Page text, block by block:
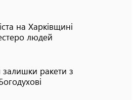
на Харківщині
людей
ракети з